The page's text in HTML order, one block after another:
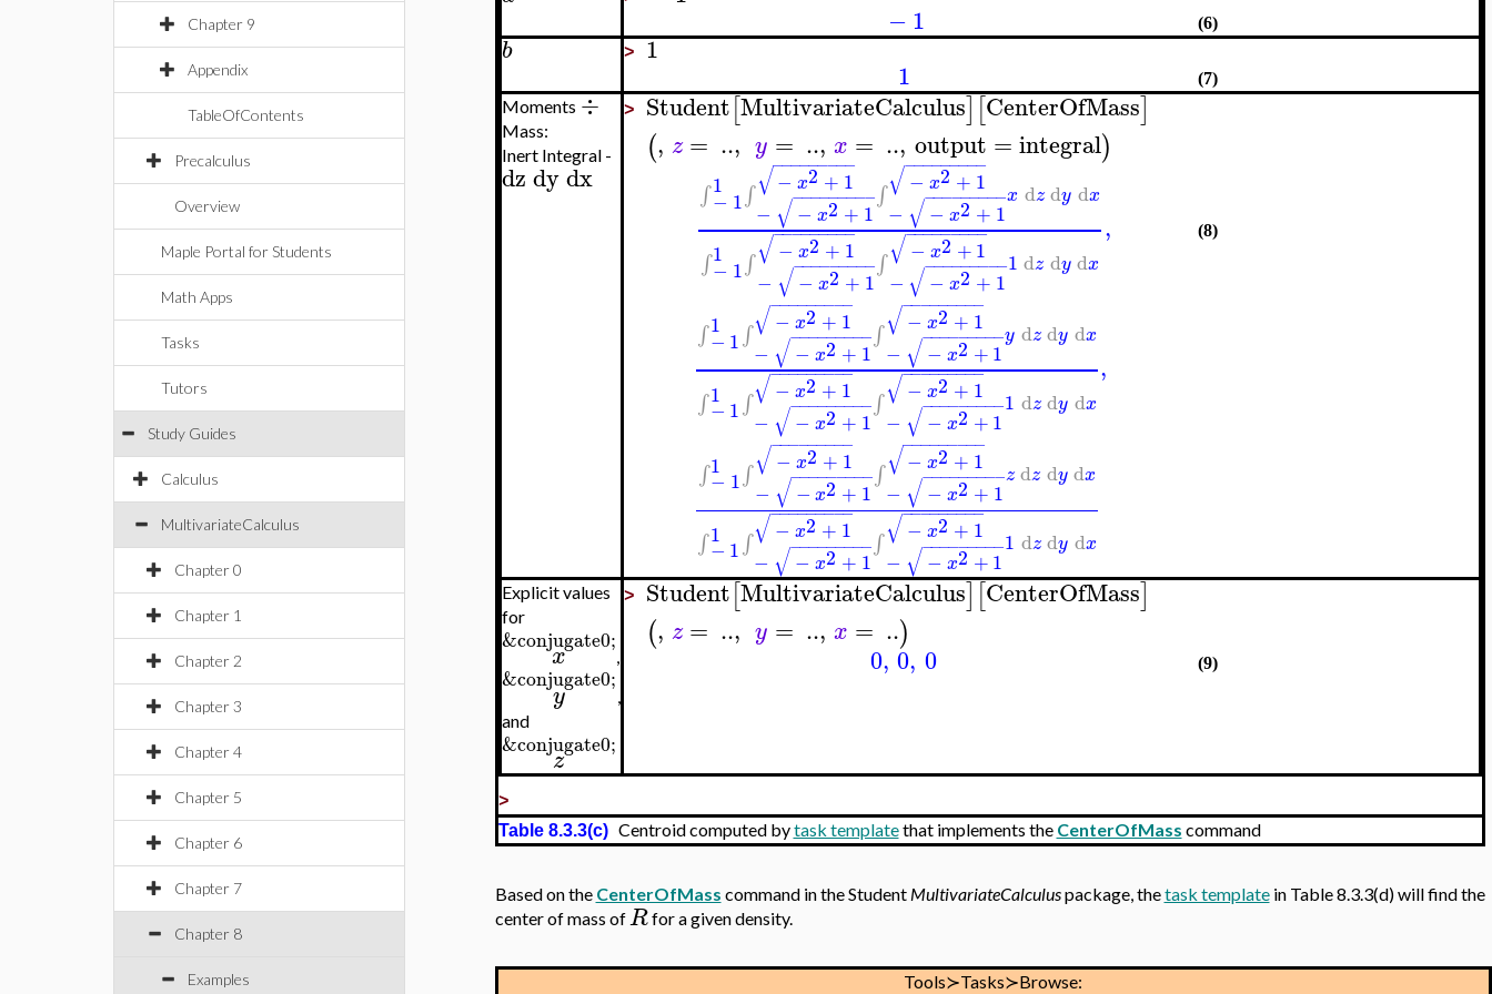
Chapter 9
Appendix
TableOfContents
Precalculus
Overview
Maple Portal for Students
Math Apps
Tasks
Tutors
Study Guides
Calculus
MultivariateCalculus
Chapter 0
Chapter 1
Chapter 2
Chapter 3
Chapter 4
Chapter 5
Chapter 6
Chapter 7
Chapter 8
Examples
−1 (6)
b > 1
1 (7)
Moments ÷
Mass:
Inert Integral -
dzdydx
> Student[MultivariateCalculus] [CenterOfMass]
(, z = .., y = .., x = .., output =integral)
∫1
− 1 ∫ − x2+ 1
− −
−−−−−−−
√
− − x2 + 1
− −
−−−−−−−
√ ∫ − x2 + 1
− −
−−−−−−−
√
− − x2 + 1
− −
−−−−−−−
√ x dz dy dx
∫1
− 1 ∫ − x2 + 1
− −
−−−−−−−
√
− − x2 + 1
− −
−−−−−−−
√ ∫ − x2 +1
− −
−−−−−−−
√
− − x2+ 1
− −
−−−−−−−
√ 1 dz dy dx
,
∫1
− 1 ∫ − x2 + 1
− −
−−−−−−−
√
− − x2 + 1
− −
−−−−−−−
√ ∫ − x2 + 1
− −
−−−−−−−
√
− − x2 +1
− −
−−−−−−−
√ y dz dy dx
∫1
− 1 ∫ − x2 + 1
− −
−−−−−−−
√
− − x2 + 1
− −
−−−−−−−
√ ∫ − x2 + 1
− −
−−−−−−−
√
− − x2 +1
− −
−−−−−−−
√ 1 dz dy dx
,
∫1
− 1 ∫ − x2 + 1
− −
−−−−−−−
√
− − x2+ 1
− −
−−−−−−−
√ ∫ − x2+ 1
− −
−−−−−−−
√
− − x2 + 1
− −
−−−−−−−
√ z dz dy dx
∫1
− 1 ∫ − x2 + 1
− −
−−−−−−−
√
− − x2 + 1
− −
−−−−−−−
√ ∫ − x2 + 1
− −
−−−−−−−
√
− − x2 +1
− −
−−−−−−−
√ 1 dz dy dx
(8)
Explicit values
for
x
&conjugate0;
,
y
&conjugate0;
,
and
z
&conjugate0;
> Student[MultivariateCalculus] [CenterOfMass]
(, z = .., y = .., x = ..)
0, 0, 0 (9)
>
Table 8.3.3(c)Centroid computed bytask templatethat implements the CenterOfMass command
Based on the CenterOfMass command in the Student MultivariateCalculuspackage, thetask templatein Table 8.3.3(d) will find the
center of mass ofRfor a given density.
Tools≻Tasks≻Browse: